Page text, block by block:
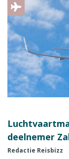
deelnemer
Redactie Reisbizz